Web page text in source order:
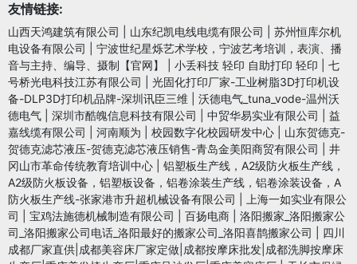
友情链接:
山西天鸿建筑有限公司 山东纪凯电线电缆有限公司
苏州恒库尔机
电设备有限公司
宁波世纪星烁艺术学校，宁波艺考培训，表演、播
音与主持、编导、摄制【官网】
小丢科技 轻印 自助打印 轻印
七
号桥光电科技江苏有限公司
光固化打印厂家-工业树脂3D打印机设
备-DLP3D打印机品牌-深圳讯臣三维
沃德电气_tuna_vode-温州沃
德电气
深圳市酷魄信息科技有限公司 中贸华易实业有限公司
益
嘉线缆有限公司
河南顺为 校园数字化校园研发中心
山东贺德克-
贺德克滤芯液压-贺德克滤芯液压销售-青岛金美阳商贸有限公司
井
冈山市革命传统教育培训中心
铝塑板生产线，A2级防火板生产线，
A2级防火板设备，铝塑板设备，铝卷涂装生产线，铝卷涂装设备，A
防火板生产线-张家港市升超机械设备有限公司
上海一如实业有限公
司
宝鸡法施德机械制造有限公司 百扬电商
洛阳搬家_洛阳搬家公
司_洛阳搬家公司电话_洛阳最好的搬家公司_洛阳喜鹊搬家公司
四川
成都厂家直供|成都美容床厂家定做|成都按摩床批发|成都洗脚按摩床